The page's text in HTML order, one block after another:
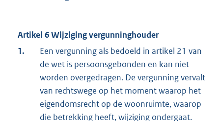
Artikel 6 Wijziging vergunninghouder
1.
Een vergunning als bedoeld in artikel 21 van
de wet is persoonsgebonden en kan niet
worden overgedragen. De vergunning vervalt
van rechtswege op het moment waarop het
eigendomsrecht op de woonruimte, waarop
die betrekking heeft, wijziging ondergaat.